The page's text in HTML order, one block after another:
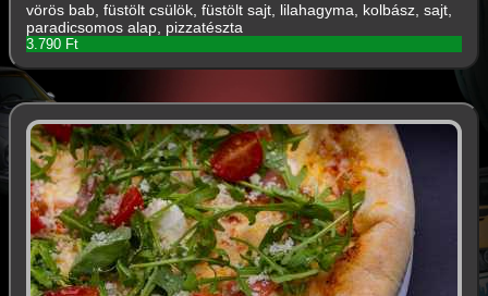
vörös bab, füstölt csülök, füstölt sajt, lilahagyma, kolbász, sajt,
paradicsomos alap, pizzatészta
3.790 Ft